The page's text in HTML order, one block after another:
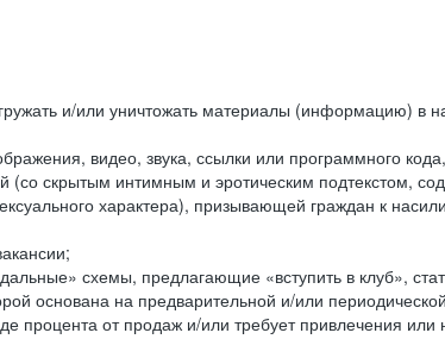
и/или уничтожать материалы (информацию) в
видео, звука, ссылки или программного
(со скрытым интимным и эротическим подтекстом,
характера), призывающей граждан к
схемы, предлагающие «вступить в клуб»,
основана на предварительной и/или
от продаж и/или требует привлечения или